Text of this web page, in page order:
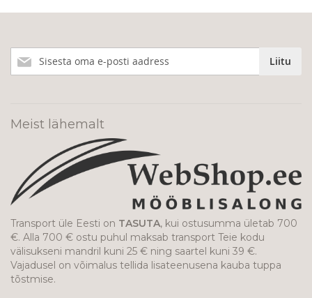
meie
Liitu
Meist lähemalt
Transport üle Eesti on TASUTA, kui ostusumma ületab 700
€. Alla 700 € ostu puhul maksab transport Teie kodu
välisukseni mandril kuni 25 € ning saartel kuni 39 €.
Vajadusel on võimalus tellida lisateenusena kauba tuppa
tõstmise.